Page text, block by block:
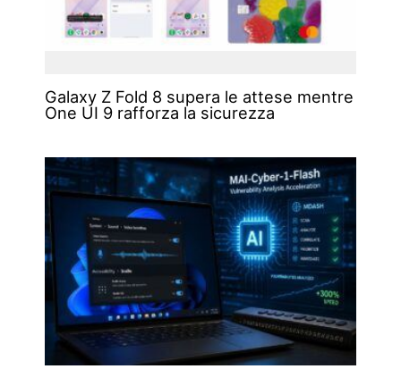
Galaxy Z Fold 8 supera le attese mentre
One UI 9 rafforza la sicurezza